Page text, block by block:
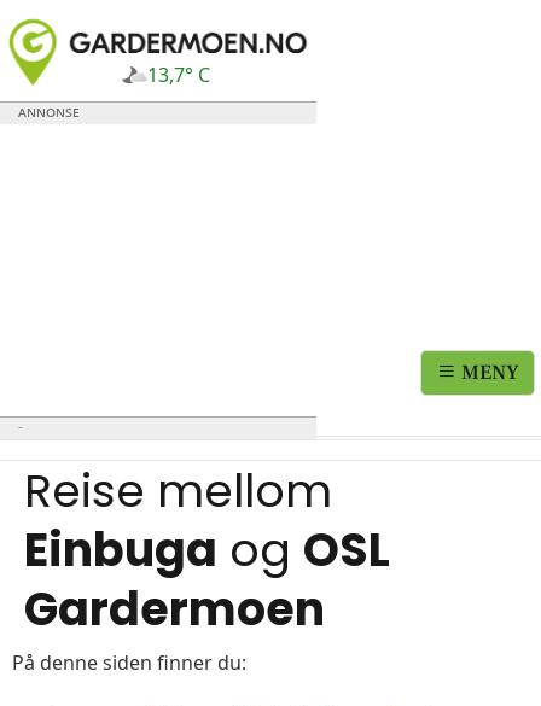
13,7° C
MENY
Reise mellom
Einbuga og OSL
Gardermoen
På denne siden finner du: